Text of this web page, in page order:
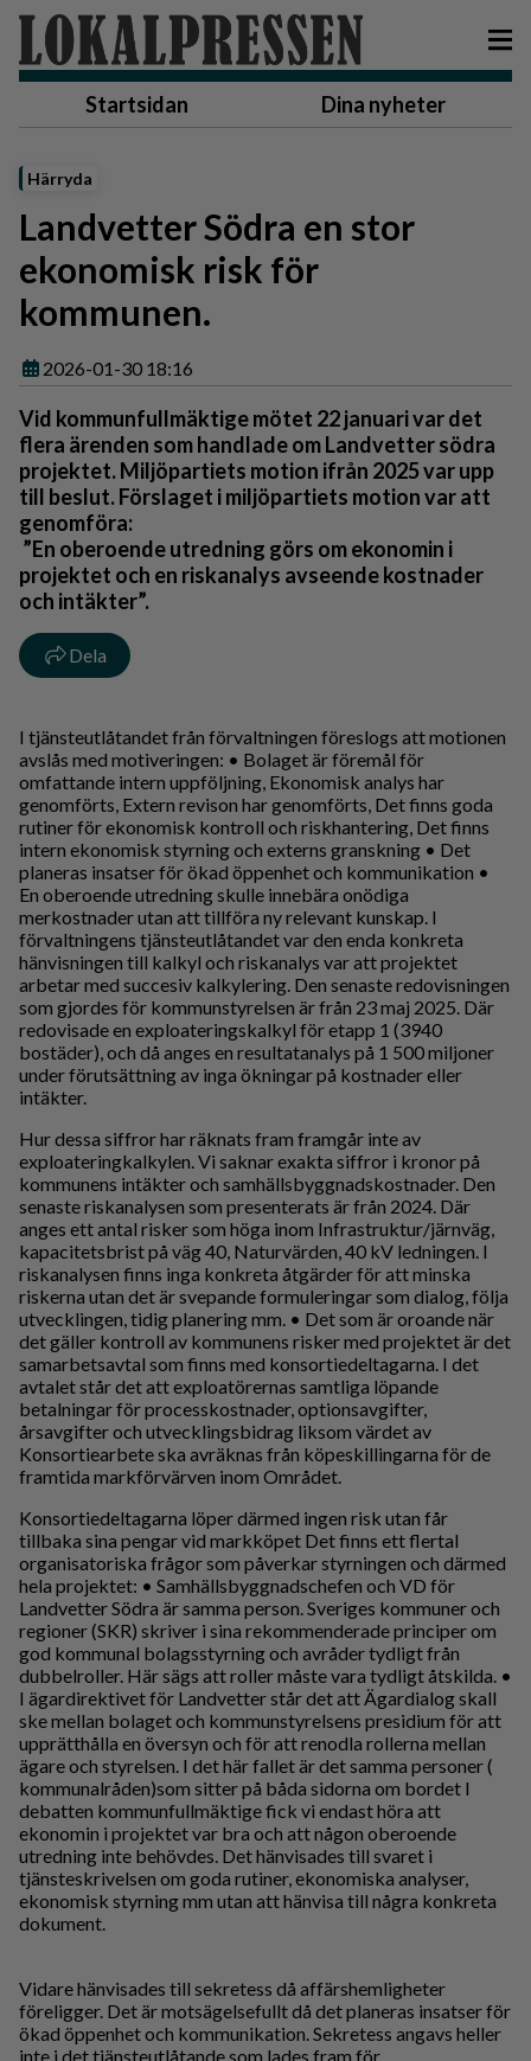
Startsidan Dina nyheter
Härryda
Landvetter Södra en stor
ekonomisk risk för
kommunen.
2026-01-30 18:16
Vid kommunfullmäktige mötet 22 januari var det
flera ärenden som handlade om Landvetter södra
projektet. Miljöpartiets motion ifrån 2025 var upp
till beslut. Förslaget i miljöpartiets motion var att
genomföra:
”En oberoende utredning görs om ekonomin i
projektet och en riskanalys avseende kostnader
och intäkter”.
Dela
I tjänsteutlåtandet från förvaltningen föreslogs att motionen
avslås med motiveringen: • Bolaget är föremål för
omfattande intern uppföljning, Ekonomisk analys har
genomförts, Extern revison har genomförts, Det finns goda
rutiner för ekonomisk kontroll och riskhantering, Det finns
intern ekonomisk styrning och externs granskning • Det
planeras insatser för ökad öppenhet och kommunikation •
En oberoende utredning skulle innebära onödiga
merkostnader utan att tillföra ny relevant kunskap. I
förvaltningens tjänsteutlåtandet var den enda konkreta
hänvisningen till kalkyl och riskanalys var att projektet
arbetar med succesiv kalkylering. Den senaste redovisningen
som gjordes för kommunstyrelsen är från 23 maj 2025. Där
redovisade en exploateringskalkyl för etapp 1 (3940
bostäder), och då anges en resultatanalys på 1 500 miljoner
under förutsättning av inga ökningar på kostnader eller
intäkter.
Hur dessa siffror har räknats fram framgår inte av
exploateringkalkylen. Vi saknar exakta siffror i kronor på
kommunens intäkter och samhällsbyggnadskostnader. Den
senaste riskanalysen som presenterats är från 2024. Där
anges ett antal risker som höga inom Infrastruktur/järnväg,
kapacitetsbrist på väg 40, Naturvärden, 40 kV ledningen. I
riskanalysen finns inga konkreta åtgärder för att minska
riskerna utan det är svepande formuleringar som dialog, följa
utvecklingen, tidig planering mm. • Det som är oroande när
det gäller kontroll av kommunens risker med projektet är det
samarbetsavtal som finns med konsortiedeltagarna. I det
avtalet står det att exploatörernas samtliga löpande
betalningar för processkostnader, optionsavgifter,
årsavgifter och utvecklingsbidrag liksom värdet av
Konsortiearbete ska avräknas från köpeskillingarna för de
framtida markförvärven inom Området.
Konsortiedeltagarna löper därmed ingen risk utan får
tillbaka sina pengar vid markköpet Det finns ett flertal
organisatoriska frågor som påverkar styrningen och därmed
hela projektet: • Samhällsbyggnadschefen och VD för
Landvetter Södra är samma person. Sveriges kommuner och
regioner (SKR) skriver i sina rekommenderade principer om
god kommunal bolagsstyrning och avråder tydligt från
dubbelroller. Här sägs att roller måste vara tydligt åtskilda. •
I ägardirektivet för Landvetter står det att Ägardialog skall
ske mellan bolaget och kommunstyrelsens presidium för att
upprätthålla en översyn och för att renodla rollerna mellan
ägare och styrelsen. I det här fallet är det samma personer (
kommunalråden)som sitter på båda sidorna om bordet I
debatten kommunfullmäktige fick vi endast höra att
ekonomin i projektet var bra och att någon oberoende
utredning inte behövdes. Det hänvisades till svaret i
tjänsteskrivelsen om goda rutiner, ekonomiska analyser,
ekonomisk styrning mm utan att hänvisa till några konkreta
dokument.
Vidare hänvisades till sekretess då affärshemligheter
föreligger. Det är motsägelsefullt då det planeras insatser för
ökad öppenhet och kommunikation. Sekretess angavs heller
inte i det tjänsteutlåtande som lades fram för